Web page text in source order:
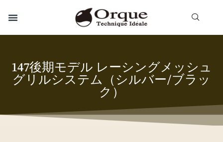
147後期モデル レーシングメッシュ
グリルシステム（シルバー/ブラッ
ク）